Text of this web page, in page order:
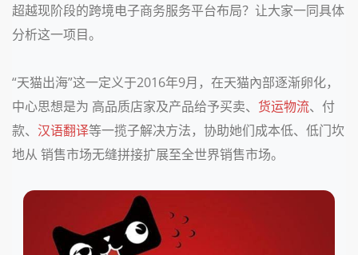
超越现阶段的跨境电子商务服务平台布局？让大家一同具体
分析这一项目。
“天猫出海”这一定义于2016年9月，在天猫內部逐渐卵化，
中心思想是为 高品质店家及产品给予买卖、 货运物流、付
款、 汉语翻译等一揽子解决方法，协助她们成本低、低门坎
地从 销售市场无缝拼接扩展至全世界销售市场。